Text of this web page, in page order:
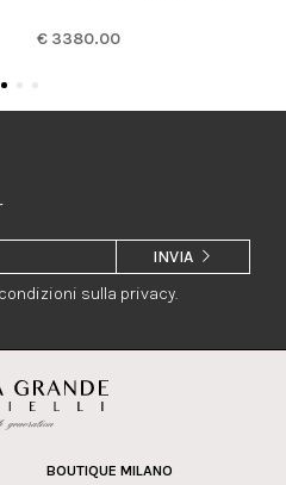
€ 3380.00
sulla privacy.
INVIA
BOUTIQUE MILANO